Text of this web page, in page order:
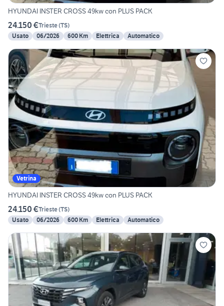
HYUNDAI INSTER CROSS 49kw con PLUS PACK
24.150 €Trieste(TS)
Usato
06/2026 600 Km Elettrica Automatico
Vetrina
HYUNDAI INSTER CROSS 49kw con PLUS PACK
24.150 €Trieste(TS)
Usato
06/2026 600 Km Elettrica Automatico